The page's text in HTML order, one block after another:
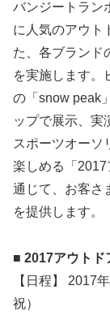
バンジートラン
に人気のアウト
た、各ブランド
を実施します。
の「snow peak
ップで展示、実
スポーツオーソ
楽しめる「
通じて、お客さ
を提供します。
■ 2017アウト
【日程】 2017
祝）